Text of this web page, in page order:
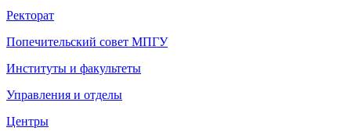
Ректорат
Попечительский совет МПГУ
Институты и факультеты
Управления и отделы
Центры